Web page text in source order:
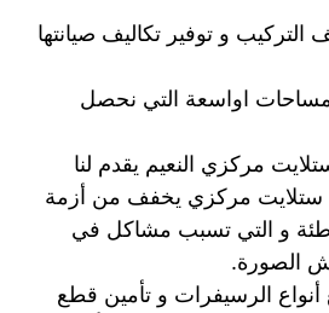
التركيب و توفير تكاليف صيانتها
اواسعة التي نحصل
مركزي النعيم يقدم لنا
ستلايت مركزي يخفف من أزمة
و التي تسبب مشاكل في
الصورة.
أنواع الرسيفرات و تأمين قطع